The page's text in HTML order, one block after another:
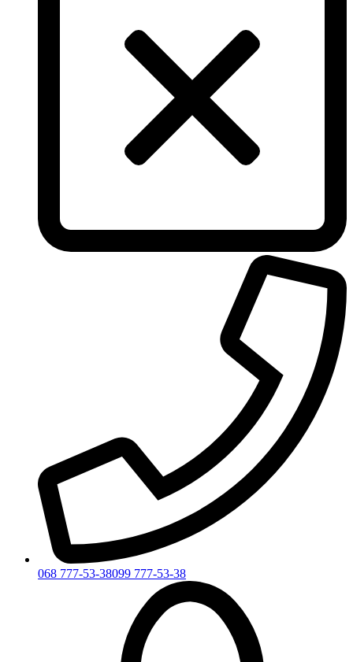
068 777-53-38099 777-53-38